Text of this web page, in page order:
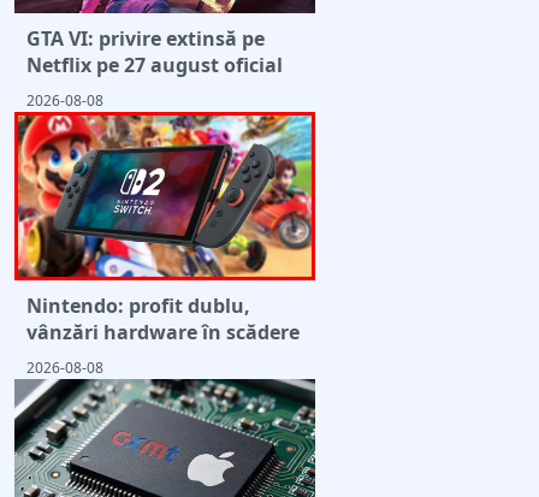
GTA VI: privire extinsă pe
Netflix pe 27 august oficial
2026-08-08
Nintendo: profit dublu,
vânzări hardware în scădere
2026-08-08